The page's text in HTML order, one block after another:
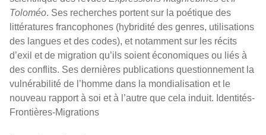
Toloméo. Ses recherches portent sur la poétique des
littératures francophones (hybridité des genres, utilisations
des langues et des codes), et notamment sur les récits
d’exil et de migration qu’ils soient économiques ou liés à
des conflits. Ses dernières publications questionnement la
vulnérabilité de l’homme dans la mondialisation et le
nouveau rapport à soi et à l’autre que cela induit. Identités-
Frontières-Migrations